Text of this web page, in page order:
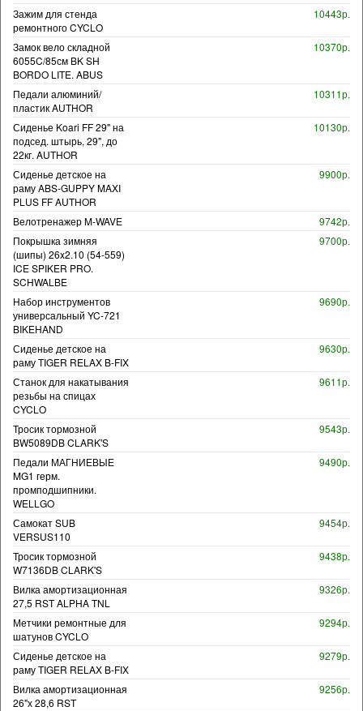
Зажим для стенда
ремонтного CYCLO
10443р.
Замок вело складной
6055C/85см BK SH
BORDO LITE. ABUS
10370р.
Педали алюминий/
пластик AUTHOR
10311р.
Сиденье Koari FF 29" на
подсед. штырь, 29", до
22кг. AUTHOR
10130р.
Сиденье детское на
раму ABS-GUPPY MAXI
PLUS FF AUTHOR
9900р.
Велотренажер M-WAVE
9742р.
Покрышка зимняя
(шипы) 26x2.10 (54-559)
ICE SPIKER PRO.
SCHWALBE
9700р.
Набор инструментов
универсальный YC-721
BIKEHAND
9690р.
Сиденье детское на
раму TIGER RELAX B-FIX
9630р.
Станок для накатывания
резьбы на спицах
CYCLO
9611р.
Тросик тормозной
BW5089DB CLARK'S
9543р.
Педали МАГНИЕВЫЕ
MG1 герм.
промподшипники.
WELLGO
9490р.
Самокат SUB
VERSUS110
9454р.
Тросик тормозной
W7136DB CLARK'S
9438р.
Вилка амортизационная
27,5 RST ALPHA TNL
9326р.
Метчики ремонтные для
шатунов CYCLO
9294р.
Сиденье детское на
раму TIGER RELAX B-FIX
9279р.
Вилка амортизационная
26"х 28,6 RST
9256р.